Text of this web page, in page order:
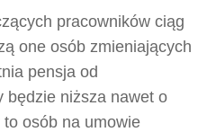
pracowników ciąg
one osób zmieniających
pensja od
będzie niższa nawet o
to osób na umowie